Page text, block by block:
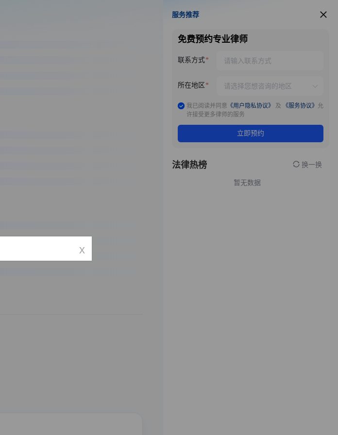
服务推荐
服务推荐
免费预约专业律师
联系方式
所在地区
我已阅读并同意 《用户隐私协议》 及 《服务协议》 允
许接受更多律师的服务
立即预约
法律热榜 换一换
暂无数据
x